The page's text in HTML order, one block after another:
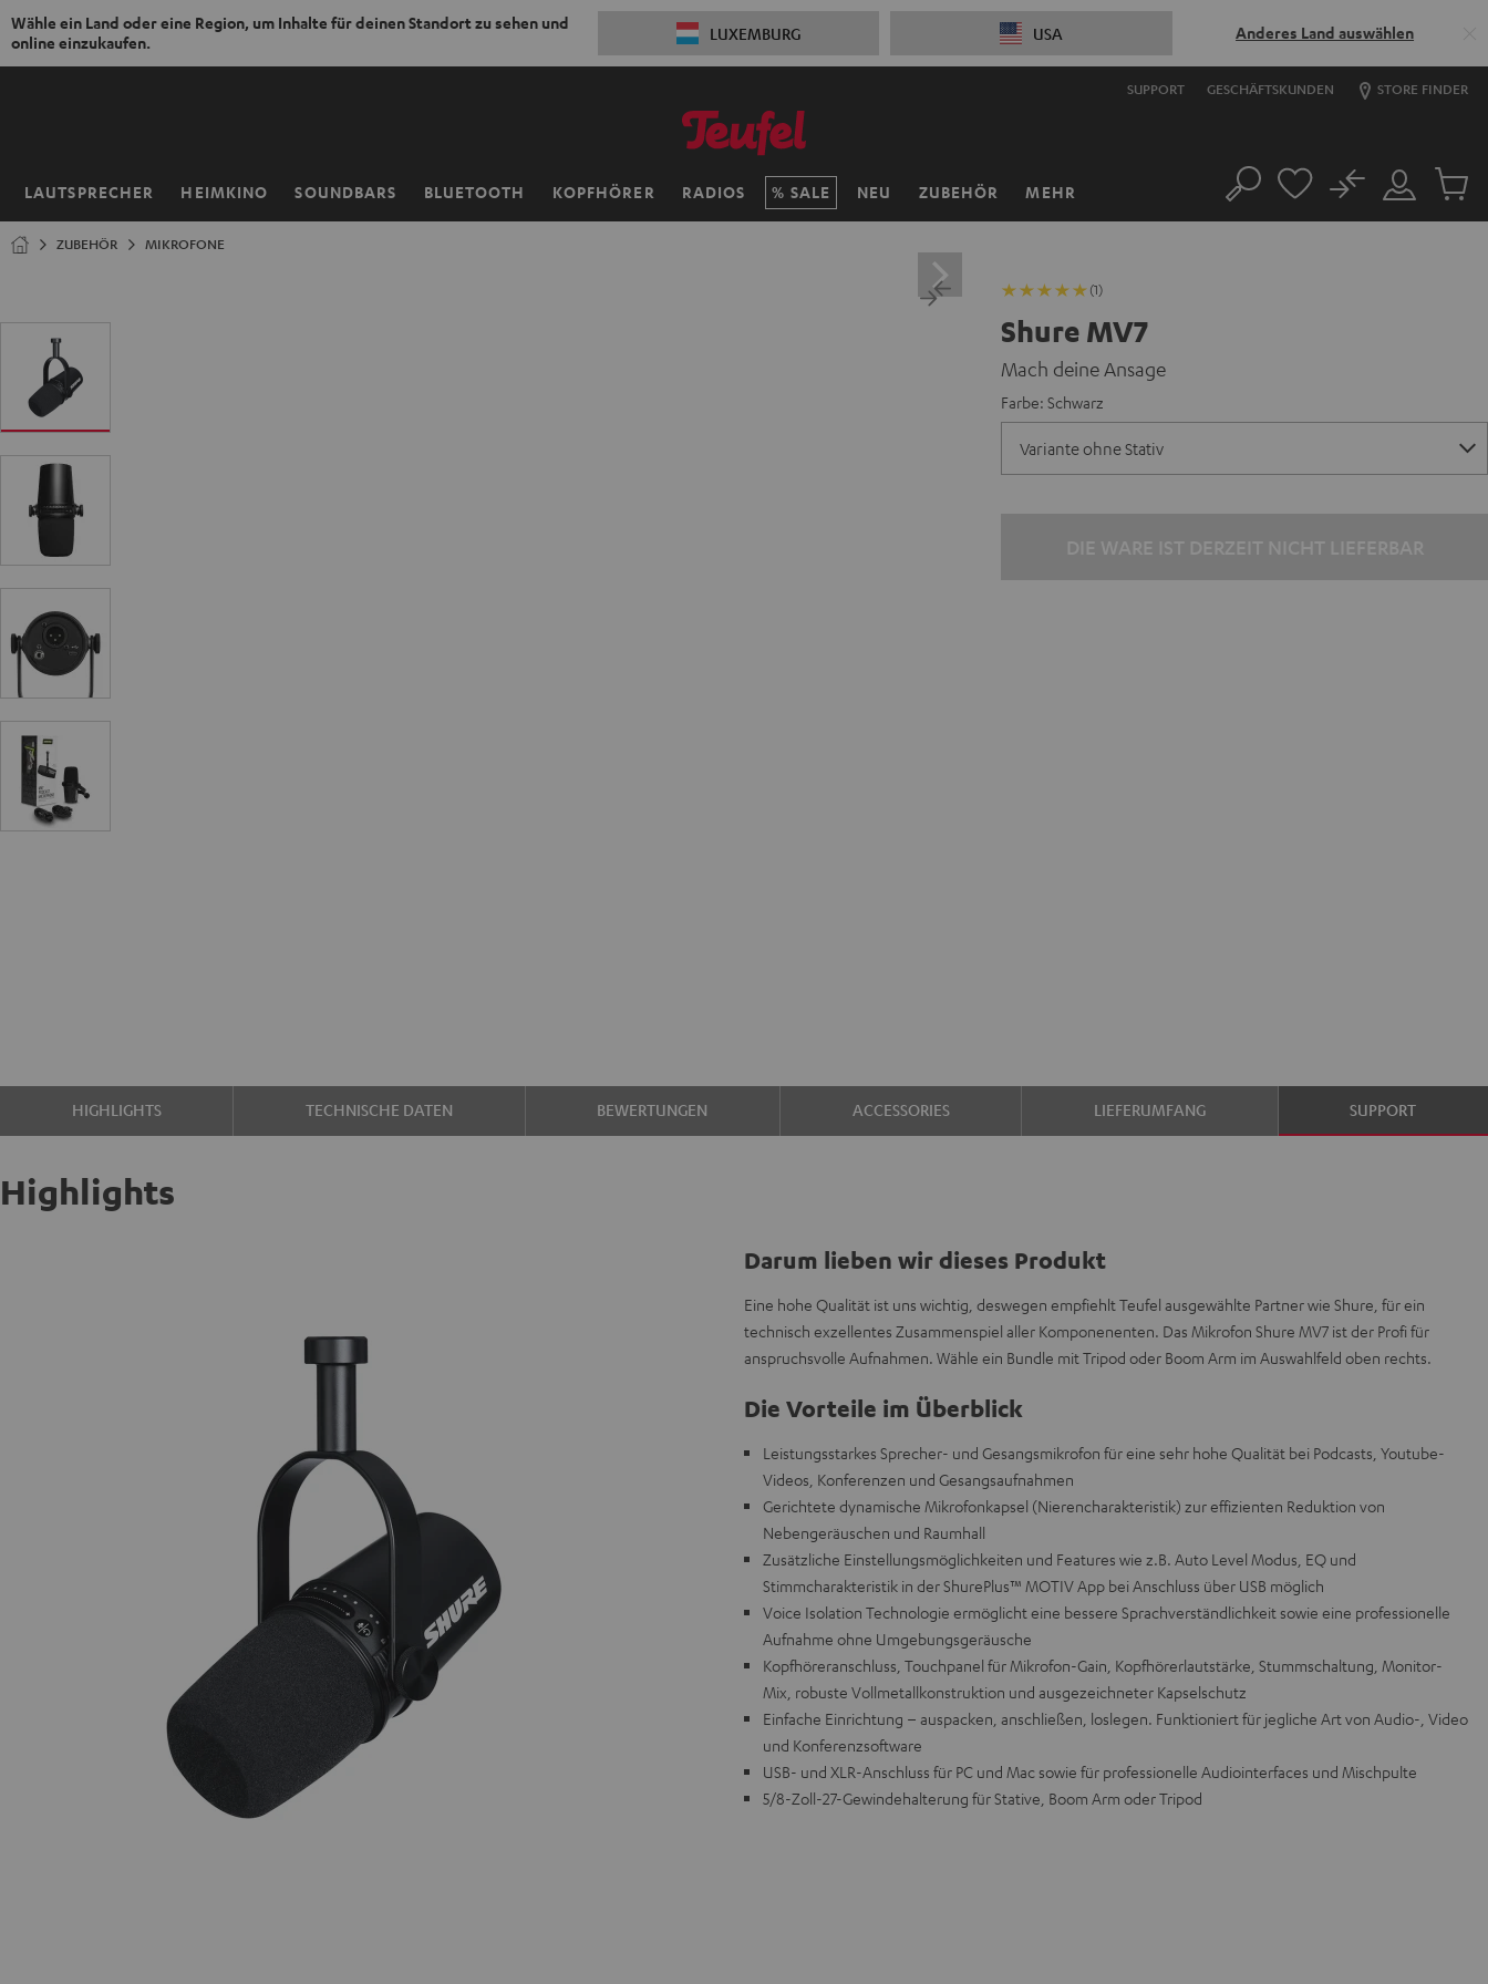
Wähle ein Land oder eine Region, um Inhalte für deinen Standort zu sehen und
online einzukaufen.
LUXEMBURG USA Anderes Land auswählen
ZUM
SUPPORT GESCHÄFTSKUNDEN STORE FINDER
LAUTSPRECHER HEIMKINO SOUNDBARS BLUETOOTH KOPFHÖRER RADIOS SALE NEU ZUBEHÖR MEHR
Startseite Suche
Mein
Konto
No
Artikel
ZUBEHÖR MIKROFONE
(1)
Shure MV7
Mach deine Ansage
Farbe: Schwarz
HIGHLIGHTS TECHNISCHE DATEN BEWERTUNGEN ACCESSORIES LIEFERUMFANG SUPPORT
Highlights
Darum lieben wir dieses Produkt
Eine hohe Qualität ist uns wichtig, deswegen empfiehlt Teufel ausgewählte Partner wie Shure, für ein
technisch exzellentes Zusammenspiel aller Komponenenten. Das Mikrofon Shure MV7 ist der Profi für
anspruchsvolle Aufnahmen. Wähle ein Bundle mit Tripod oder Boom Arm im Auswahlfeld oben rechts.
Die Vorteile im Überblick
Leistungsstarkes Sprecher- und Gesangsmikrofon für eine sehr hohe Qualität bei Podcasts, Youtube-
Videos, Konferenzen und Gesangsaufnahmen
Gerichtete dynamische Mikrofonkapsel (Nierencharakteristik) zur effizienten Reduktion von
Nebengeräuschen und Raumhall
Zusätzliche Einstellungsmöglichkeiten und Features wie z.B. Auto Level Modus, EQ und
Stimmcharakteristik in der ShurePlus™ MOTIV App bei Anschluss über USB möglich
Voice Isolation Technologie ermöglicht eine bessere Sprachverständlichkeit sowie eine professionelle
Aufnahme ohne Umgebungsgeräusche
Kopfhöreranschluss, Touchpanel für Mikrofon-Gain, Kopfhörerlautstärke, Stummschaltung, Monitor-
Mix, robuste Vollmetallkonstruktion und ausgezeichneter Kapselschutz
Einfache Einrichtung – auspacken, anschließen, loslegen. Funktioniert für jegliche Art von Audio-, Video
und Konferenzsoftware
USB- und XLR-Anschluss für PC und Mac sowie für professionelle Audiointerfaces und Mischpulte
5/8-Zoll-27-Gewindehalterung für Stative, Boom Arm oder Tripod